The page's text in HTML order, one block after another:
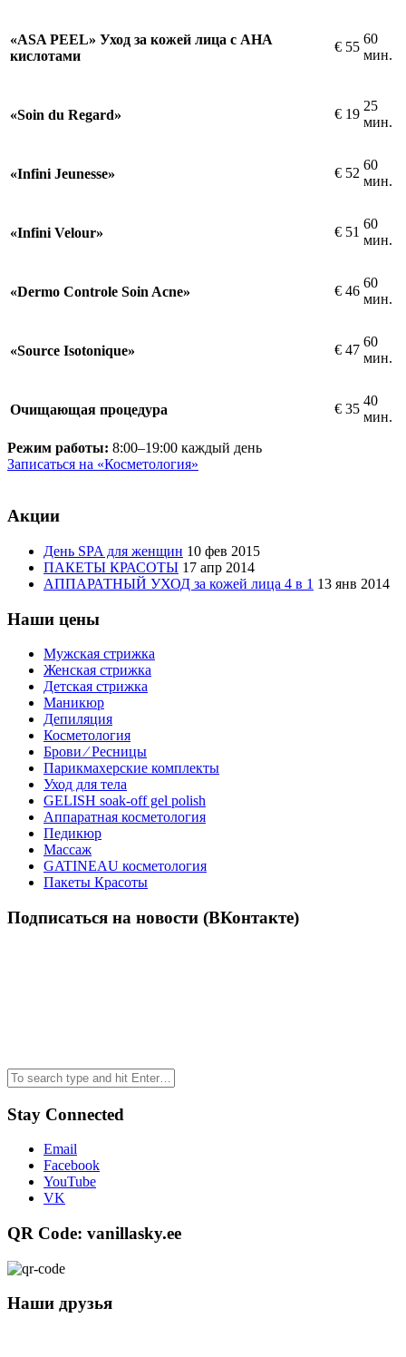
«ASA PEEL» Уход за кожей лица с AHA
кислотами
€ 55
60
мин.
«Soin du Regard» € 19
25
мин.
«Infini Jeunesse» € 52
60
мин.
«Infini Velour» € 51
60
мин.
«Dermo Controle Soin Acne» € 46
60
мин.
«Source Isotonique» € 47
60
мин.
Очищающая процедура € 35
40
мин.
Режим работы: 8:00–19:00 каждый день
Записаться на «Косметология»
Акции
День SPA для женщин 10 фев 2015
ПАКЕТЫ КРАСОТЫ 17 апр 2014
АППАРАТНЫЙ УХОД за кожей лица 4 в 1 13 янв 2014
Наши цены
Мужская стрижка
Женская стрижка
Детская стрижка
Маникюр
Депиляция
Косметология
Брови ⁄ Ресницы
Парикмахерские комплекты
Уход для тела
GELISH soak-off gel polish
Аппаратная косметология
Педикюр
Массаж
GATINEAU косметология
Пакеты Красоты
Подписаться на новости (ВКонтакте)
Stay Connected
Email
Facebook
YouTube
VK
QR Code: vanillasky.ee
Наши друзья